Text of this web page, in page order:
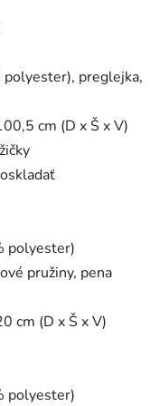
preglejka,
cm (D x Š x V)
polyester)
pružiny, pena
cm (D x Š x V)
polyester)